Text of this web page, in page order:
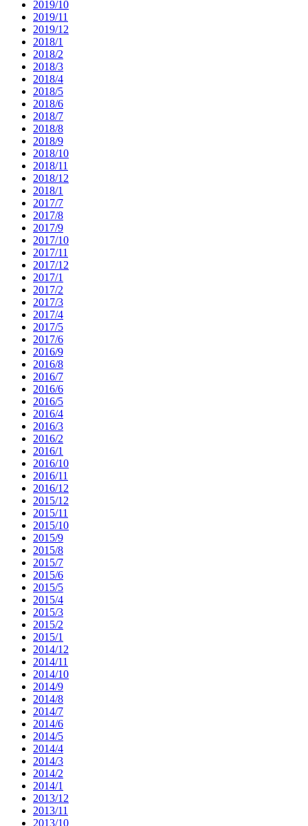
2019/10
2019/11
2019/12
2018/1
2018/2
2018/3
2018/4
2018/5
2018/6
2018/7
2018/8
2018/9
2018/10
2018/11
2018/12
2018/1
2017/7
2017/8
2017/9
2017/10
2017/11
2017/12
2017/1
2017/2
2017/3
2017/4
2017/5
2017/6
2016/9
2016/8
2016/7
2016/6
2016/5
2016/4
2016/3
2016/2
2016/1
2016/10
2016/11
2016/12
2015/12
2015/11
2015/10
2015/9
2015/8
2015/7
2015/6
2015/5
2015/4
2015/3
2015/2
2015/1
2014/12
2014/11
2014/10
2014/9
2014/8
2014/7
2014/6
2014/5
2014/4
2014/3
2014/2
2014/1
2013/12
2013/11
2013/10